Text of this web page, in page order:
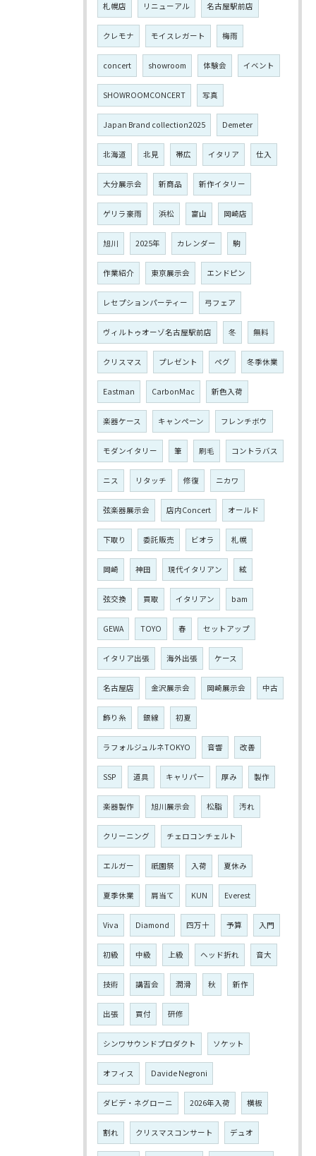
札幌店 リニューアル 名古屋駅前店
クレモナ モイスレガート 梅雨
concert showroom 体験会 イベント
SHOWROOMCONCERT 写真
Japan Brand collection2025 Demeter
北海道 北見 帯広 イタリア 仕入
大分展示会 新商品 新作イタリー
ゲリラ豪雨 浜松 富山 岡崎店
旭川 2025年 カレンダー 駒
作業紹介 東京展示会 エンドピン
レセプションパーティー 弓フェア
ヴィルトゥオーゾ名古屋駅前店 冬 無料
クリスマス プレゼント ペグ 冬季休業
Eastman CarbonMac 新色入荷
楽器ケース キャンペーン フレンチボウ
モダンイタリー 筆 刷毛 コントラバス
ニス リタッチ 修復 ニカワ
弦楽器展示会 店内Concert オールド
下取り 委託販売 ビオラ 札幌
岡崎 神田 現代イタリアン 絃
弦交換 買取 イタリアン bam
GEWA TOYO 春 セットアップ
イタリア出張 海外出張 ケース
名古屋店 金沢展示会 岡崎展示会 中古
飾り糸 銀線 初夏
ラフォルジュルネTOKYO 音響 改善
SSP 道具 キャリパー 厚み 製作
楽器製作 旭川展示会 松脂 汚れ
クリーニング チェロコンチェルト
エルガー 祇園祭 入荷 夏休み
夏季休業 肩当て KUN Everest
Viva Diamond 四万十 予算 入門
初級 中級 上級 ヘッド折れ 音大
技術 講習会 潤滑 秋 新作
出張 買付 研修
シンワサウンドプロダクト ソケット
オフィス Davide Negroni
ダビデ・ネグローニ 2026年入荷 横板
割れ クリスマスコンサート デュオ